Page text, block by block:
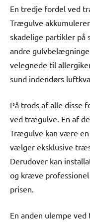
En tredje fordel ved
Trægulve
skadelige partikler på
andre
velegnede til
sund indendørs
På trods af alle disse
ved trægulve. En af
Trægulve kan være
vælger eksklusive
Derudover kan
og kræve
prisen.
En anden ulempe